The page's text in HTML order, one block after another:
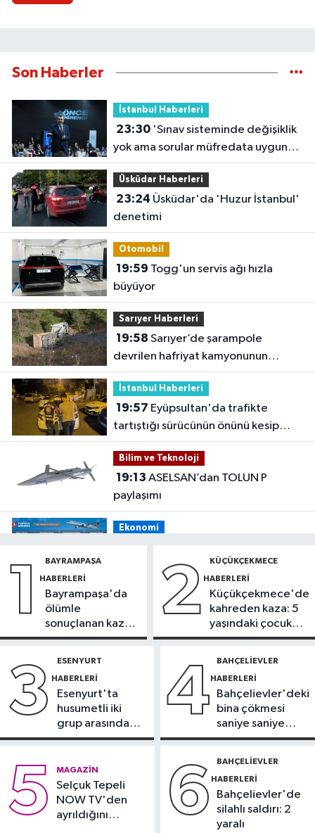
Son Haberler
İstanbul Haberleri
23:30'Sınav sisteminde değişiklik
yok ama sorular müfredata uygun
hale gelecek'
Üsküdar Haberleri
23:24
denetimi
Otomobil
19:59
büyüyor
Sarıyer Haberleri
19:58
devrilen hafriyat kamyonunun
şoförü yaralandı
İstanbul Haberleri
19:57
tartıştığı sürücünün önünü kesip
tehdit eden saldırgana 180 bin lira
ceza
Bilim ve Teknoloji
19:13
paylaşımı
Ekonomi
milyon yolcu taşıdı
Bilim ve Teknoloji
yeni nesil uydulara taşınıyor
taşınacak
komisyonda
1 BAYRAMPAŞA
HABERLERI
Bayrampaşa'da
ölümle
sonuçlanan kaza:
Sürücü
2 KÜÇÜKÇEKMECE
HABERLERI
Küçükçekmece'de
kahreden kaza: 5
yaşındaki çocuk
yoğun bakımda
3 ESENYURT
HABERLERI
Esenyurt'ta
husumetli iki
grup arasında
silahlı kavga
4 BAHÇELIEVLER
HABERLERI
Bahçelievler'deki
bina çökmesi
saniye saniye
görüntülendi
5 MAGAZIN
Selçuk Tepeli
NOW TV'den
ayrıldığını
6 BAHÇELIEVLER
HABERLERI
Bahçelievler'de
silahlı saldırı: 2
yaralı